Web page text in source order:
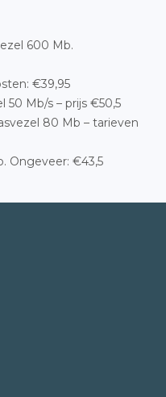
600 Mb.
€39,95
50 Mb/s – prijs €50,5
80 Mb – tarieven
Ongeveer: €43,5